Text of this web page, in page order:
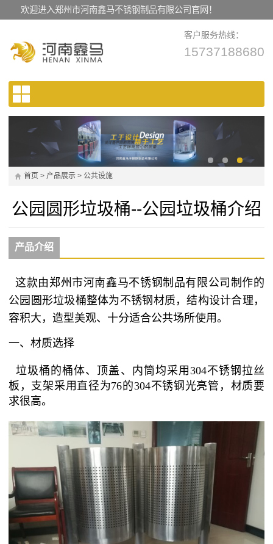
欢迎进入郑州市河南鑫马不锈钢制品有限公司官网！
客户服务热线：
15737188680
首页 > 产品展示 > 公共设施
公园圆形垃圾桶--公园垃圾桶介绍
产品介绍
这款由郑州市河南鑫马不锈钢制品有限公司制作的
公园圆形垃圾桶整体为不锈钢材质，结构设计合理，
容积大，造型美观、十分适合公共场所使用。
一、材质选择
垃圾桶的桶体、顶盖、内筒均采用304不锈钢拉丝
板，支架采用直径为76的304不锈钢光亮管，材质要
求很高。